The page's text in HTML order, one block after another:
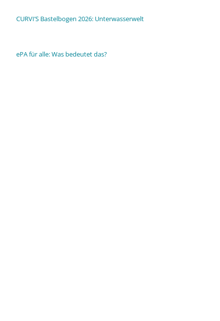
CURVI’S Bastelbogen 2026: Unterwasserwelt
ePA für alle: Was bedeutet das?